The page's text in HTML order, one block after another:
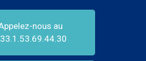
nous au